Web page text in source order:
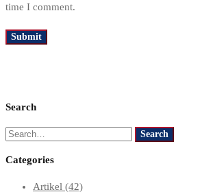
time I comment.
Search
Search
Search
Categories
Artikel (42)